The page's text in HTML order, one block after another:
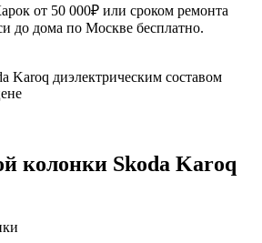
от 50 000₽ или сроком ремонта
до дома по Москве бесплатно.
Karoq диэлектрическим составом
колонки Skoda Karoq